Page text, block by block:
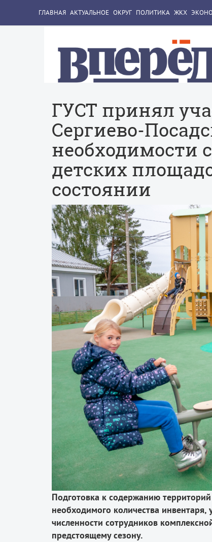
ГЛАВНАЯ АКТУАЛЬНОЕ ОКРУГ ПОЛИТИКА ЖКХ
ГУСТ принял
Сергиево-
необходимости
детских
состоянии
Подготовка к содержанию
необходимого количества
численности сотрудников
предстоящему сезону.